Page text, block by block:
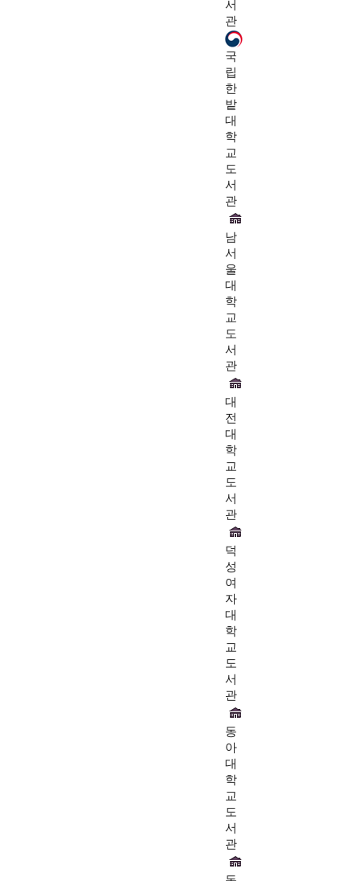
서
관
국
립
한
밭
대
학
교
도
서
관
남
서
울
대
학
교
도
서
관
대
전
대
학
교
도
서
관
덕
성
여
자
대
학
교
도
서
관
동
아
대
학
교
도
서
관